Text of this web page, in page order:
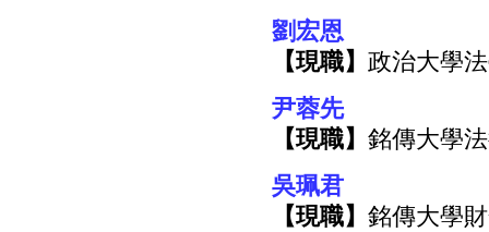
劉宏恩
【現職】 政治大學
尹蓉先
【現職】 銘傳大學
吳珮君
【現職】 銘傳大學